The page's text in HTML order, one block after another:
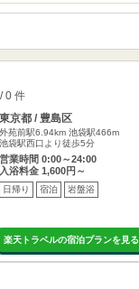
0 件
東京都 / 豊島区
外苑前駅6.94km 池袋駅466m
池袋駅西口より徒歩5分
営業時間 0:00～24:00
入浴料金 1,600円～
日帰り 宿泊 岩盤浴
楽天トラベルの宿泊プランを見る